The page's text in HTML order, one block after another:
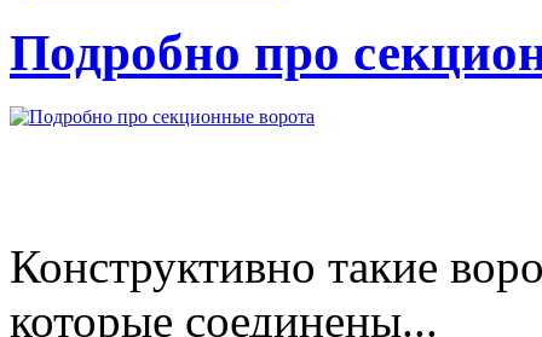
Подробно про
Конструктивно такие
которые соединены...